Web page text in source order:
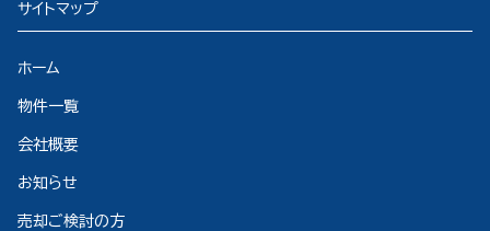
サイトマップ
ホーム
物件一覧
会社概要
お知らせ
売却ご検討の方